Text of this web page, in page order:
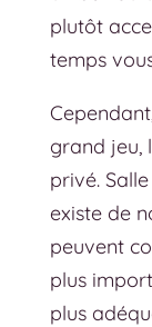
plutôt
temps
grand jeu,
privé.
existe de
peuvent
plus
plus